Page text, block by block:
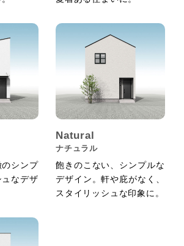
のシンプ
なデザ
Natural
ナチュラル
飽きのこない、シンプルな
デザイン。軒や庇がなく、
スタイリッシュな印象に。